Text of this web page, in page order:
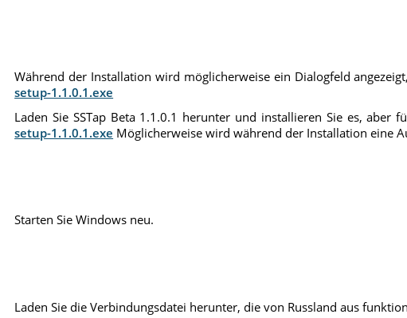
Während der Installation wird möglicherweise ein Dialogfeld
setup-1.1.0.1.exe
Laden Sie SSTap Beta 1.1.0.1 herunter und installieren Sie es, aber
setup-1.1.0.1.exe Möglicherweise wird während der Installation eine
Starten Sie Windows neu.
Laden Sie die Verbindungsdatei herunter, die von Russland aus